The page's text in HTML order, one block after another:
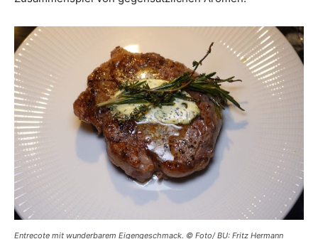
Entrecote mit wunderbarem Eigengeschmack. © Foto/ BU: Fritz Hermann